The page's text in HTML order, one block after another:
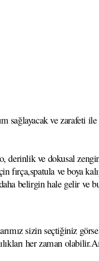
ve zarafeti
derinlik ve dokusal
fırça,spatula ve boya
belirgin hale gelir
sizin seçtiğiniz
her zaman